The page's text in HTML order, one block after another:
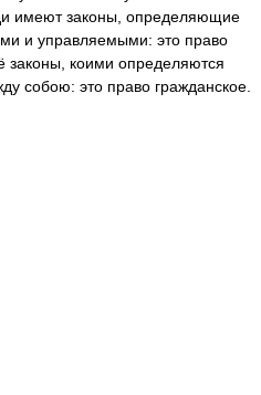
имеют законы, определяющие
и управляемыми: это право
законы, коими определяются
собою: это право гражданское.